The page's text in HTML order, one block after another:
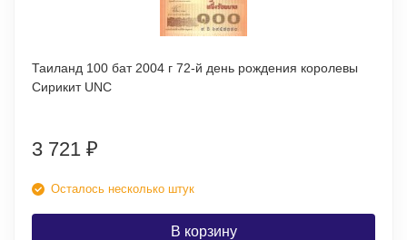
Таиланд 100 бат 2004 г 72-й день рождения королевы
Сирикит UNC
3 721 ₽
Осталось несколько штук
В корзину